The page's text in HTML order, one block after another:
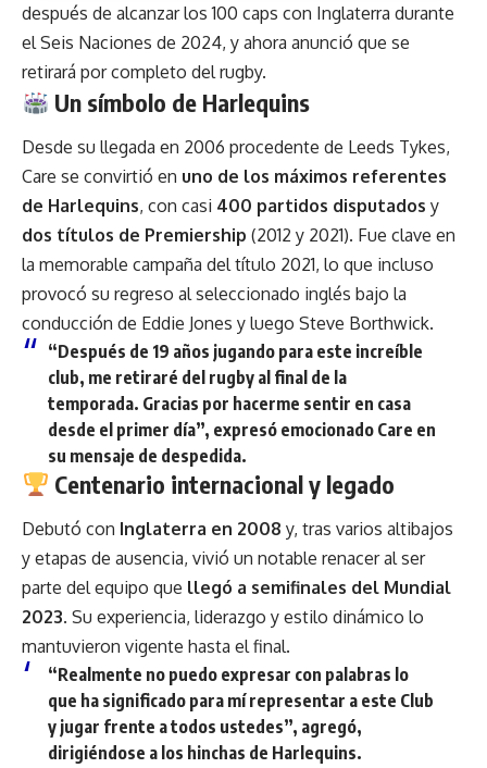
después de alcanzar los 100 caps con Inglaterra durante
el Seis Naciones de 2024, y ahora anunció que se
retirará por completo del rugby.
Un símbolo de Harlequins
Desde su llegada en 2006 procedente de Leeds Tykes,
Care se convirtió en uno de los máximos referentes
de Harlequins, con casi 400 partidos disputados y
dos títulos de Premiership (2012 y 2021). Fue clave en
la memorable campaña del título 2021, lo que incluso
provocó su regreso al seleccionado inglés bajo la
conducción de Eddie Jones y luego Steve Borthwick.
“Después de 19 años jugando para este increíble
club, me retiraré del rugby al final de la
temporada. Gracias por hacerme sentir en casa
desde el primer día”, expresó emocionado Care en
su mensaje de despedida.
Centenario internacional y legado
Debutó con Inglaterra en 2008 y, tras varios altibajos
y etapas de ausencia, vivió un notable renacer al ser
parte del equipo que llegó a semifinales del Mundial
2023. Su experiencia, liderazgo y estilo dinámico lo
mantuvieron vigente hasta el final.
“Realmente no puedo expresar con palabras lo
que ha significado para mí representar a este Club
y jugar frente a todos ustedes”, agregó,
dirigiéndose a los hinchas de Harlequins.